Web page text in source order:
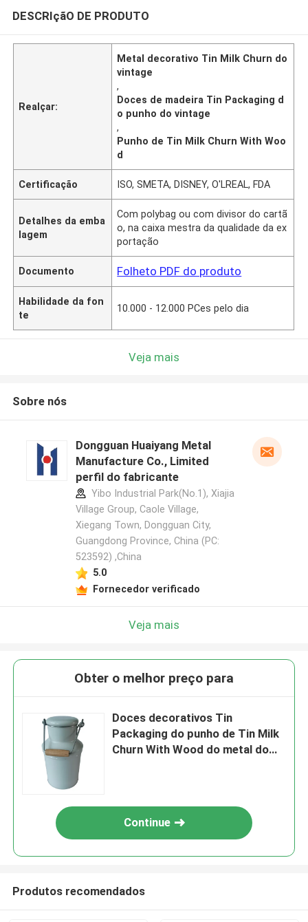
DESCRIçãO DE PRODUTO
Realçar:
Metal decorativo Tin Milk Churn do
vintage
,
Doces de madeira Tin Packaging d
o punho do vintage
,
Punho de Tin Milk Churn With Woo
d
Certificação ISO, SMETA, DISNEY, O'LREAL, FDA
Detalhes da emba
lagem
Com polybag ou com divisor do cartã
o, na caixa mestra da qualidade da ex
portação
Documento Folheto PDF do produto
Habilidade da fon
te
10.000 - 12.000 PCes pelo dia
Veja mais
Sobre nós
Dongguan Huaiyang Metal
Manufacture Co., Limited
perfil do fabricante
Yibo Industrial Park(No.1), Xiajia
Village Group, Caole Village,
Xiegang Town, Dongguan City,
Guangdong Province, China (PC:
523592) ,China
5.0
Fornecedor verificado
Veja mais
Obter o melhor preço para
Doces decorativos Tin
Packaging do punho de Tin Milk
Churn With Wood do metal do
Continue
Produtos recomendados